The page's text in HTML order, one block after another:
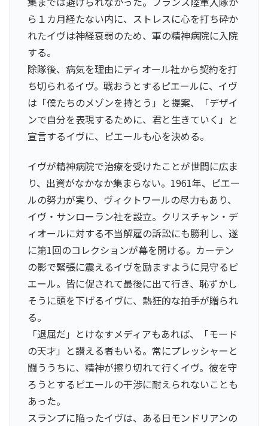
ら１カ月経たない内に、ストレスに心を打ち砕か
れたイヴは神経衰弱のため、軍の精神病院に入院
する。
除隊後、病気を理由にディオール社から契約を打
ち切られるイヴ。戦おうとするピエールに、イヴ
は「僕たちのメゾンを持とう」と提案、「デザイ
ンで自分を表現するために、君と生きていく」と
宣言するイヴに、ピエールも心を決める。
イヴが精神病院で治療を受けたことが世間に広ま
り、出資がなかなか集まらない。1961年、ピエー
ルの努力が実り、ヴィクトワールの尽力もあり、
イヴ・サンローラン社を設立。クリスチャン・デ
ィオールに対する不当解雇の訴訟にも勝利し、遂
に第1回のコレクションが幕を開ける。カーテン
の影で緊張に震えるイヴを励ますように見守るピ
エール。皆に促されて最後に出て行き、恥ずかし
そうに頭を下げるイヴに、熱狂的な拍手が贈られ
る。
「退屈だ」とけなすメディアもあれば、「モード
の天才」と讃える者もいる。常にプレッシャーと
闘ううちに、精神が擦り切れて行くイヴ。彼を守
ろうとするピエールの干渉に耐えられないことも
あった。
スランプに陥ったイヴは、ある日モンドリアンの